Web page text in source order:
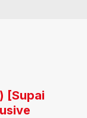
[Supai